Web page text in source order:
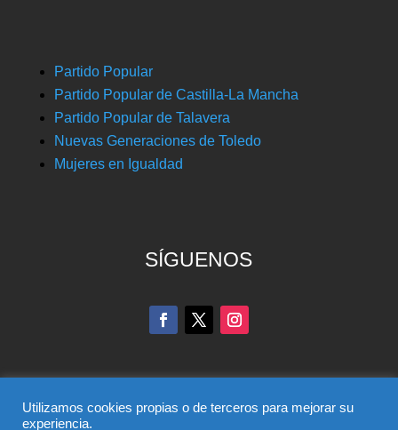
Partido Popular
Partido Popular de Castilla-La Mancha
Partido Popular de Talavera
Nuevas Generaciones de Toledo
Mujeres en Igualdad
SÍGUENOS
Utilizamos cookies propias o de terceros para mejorar su
experiencia.